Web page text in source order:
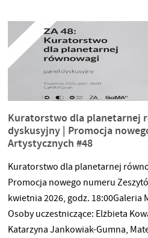
Kuratorstwo dla planetarnej
dyskusyjny | Promocja
Artystycznych #48
Kuratorstwo dla planetarnej
Promocja nowego numeru
kwietnia 2026, godz. 18:00Galeria
Osoby uczestniczące: Elżbieta
Katarzyna Jankowiak-Gumna,